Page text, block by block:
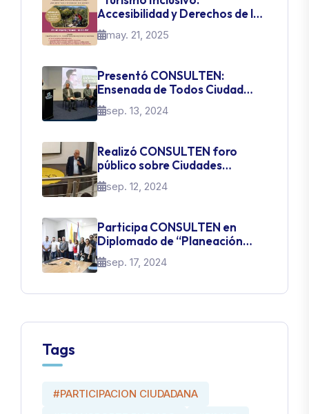
Accesibilidad y Derechos de las
Personas con Discapacidad”
may. 21, 2025
Presentó CONSULTEN:
Ensenada de Todos Ciudad
Inteligente
sep. 13, 2024
Realizó CONSULTEN foro
público sobre Ciudades
Inteligentes
sep. 12, 2024
Participa CONSULTEN en
Diplomado de “Planeación
Estratégica Urbana –
transformación urbana y
sep. 17, 2024
Tags
#PARTICIPACION CIUDADANA